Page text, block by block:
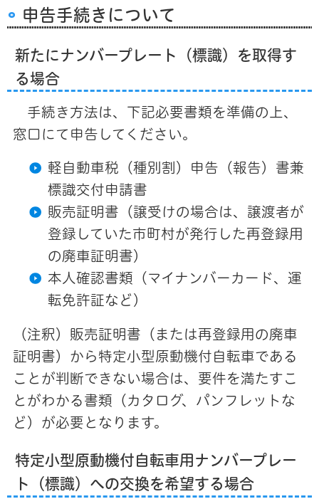
申告手続きについて
新たにナンバープレート（標識）を取得す
る場合
手続き方法は、下記必要書類を準備の上、
窓口にて申告してください。
軽自動車税（種別割）申告（報告）書兼
標識交付申請書
販売証明書（譲受けの場合は、譲渡者が
登録していた市町村が発行した再登録用
の廃車証明書）
本人確認書類（マイナンバーカード、運
転免許証など）
（注釈）販売証明書（または再登録用の廃車
証明書）から特定小型原動機付自転車である
ことが判断できない場合は、要件を満たすこ
とがわかる書類（カタログ、パンフレットな
ど）が必要となります。
特定小型原動機付自転車用ナンバープレー
ト（標識）への交換を希望する場合